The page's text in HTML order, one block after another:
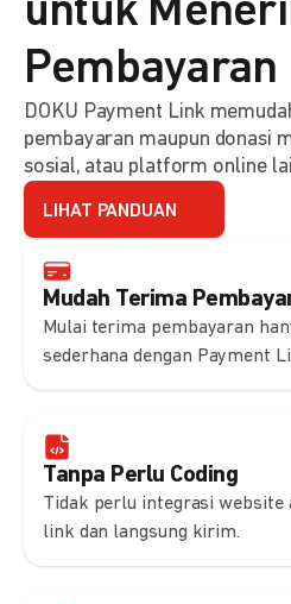
Mudah Terima
Mulai terima pembayaran
sederhana dengan Payment
Tanpa Perlu Coding
Tidak perlu integrasi website
link dan langsung kirim.
untuk
Pembayaran
DOKU Payment Link
pembayaran maupun donasi
sosial, atau platform online
LIHAT PANDUAN